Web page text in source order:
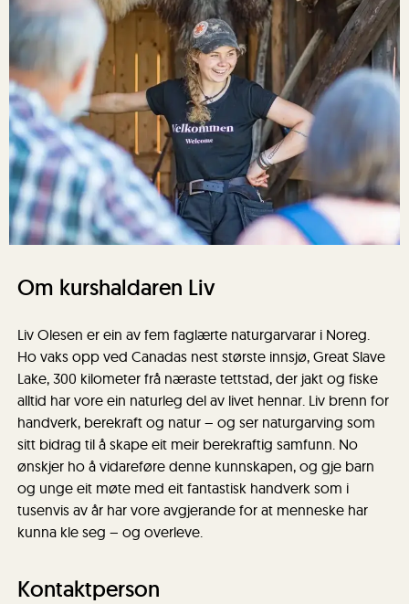
Om kurshaldaren Liv
Liv Olesen er ein av fem faglærte naturgarvarar i Noreg.
Ho vaks opp ved Canadas nest største innsjø, Great Slave
Lake, 300 kilometer frå næraste tettstad, der jakt og fiske
alltid har vore ein naturleg del av livet hennar. Liv brenn for
handverk, berekraft og natur – og ser naturgarving som
sitt bidrag til å skape eit meir berekraftig samfunn. No
ønskjer ho å vidareføre denne kunnskapen, og gje barn
og unge eit møte med eit fantastisk handverk som i
tusenvis av år har vore avgjerande for at menneske har
kunna kle seg – og overleve.
Kontaktperson